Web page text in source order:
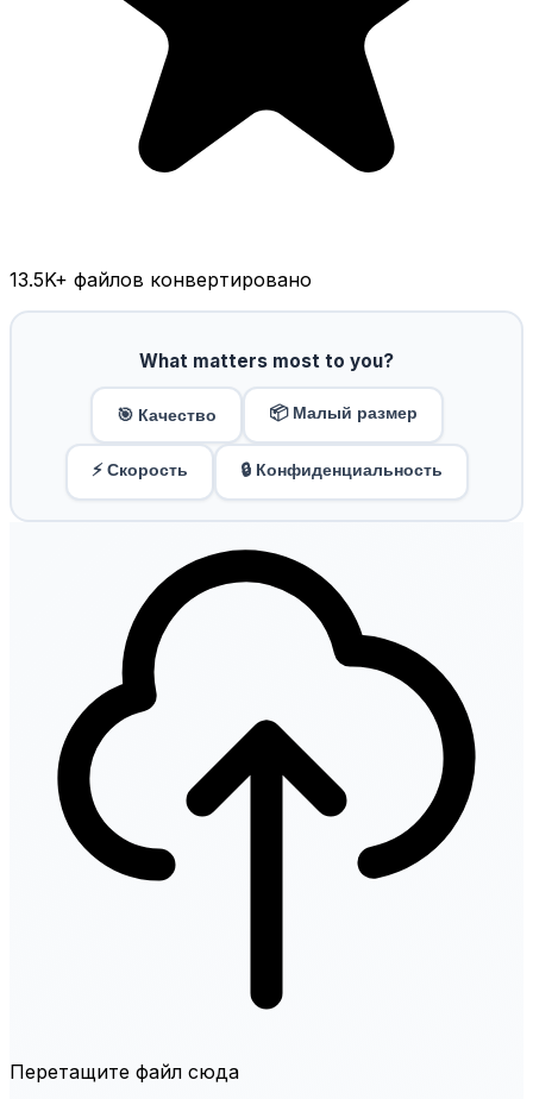
13.5K+ файлов конвертировано
What matters most to you?
🎯 Качество 📦 Малый размер
⚡ Скорость 🔒 Конфиденциальность
Перетащите файл сюда